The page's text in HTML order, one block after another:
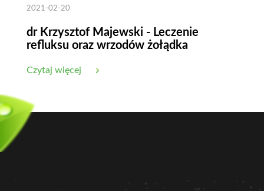
2021-02-20
dr Krzysztof Majewski - Leczenie
refluksu oraz wrzodów żołądka
Czytaj więcej